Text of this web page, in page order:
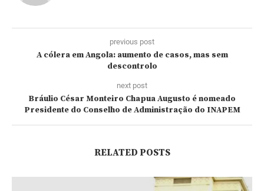
previous post
A cólera em Angola: aumento de casos, mas sem
descontrolo
next post
Bráulio César Monteiro Chapua Augusto é nomeado
Presidente do Conselho de Administração do INAPEM
RELATED POSTS